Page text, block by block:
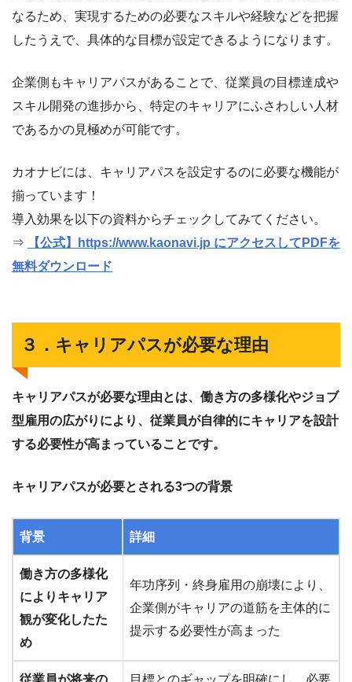
なるため、実現するための必要なスキルや経験などを把握
したうえで、具体的な目標が設定できるようになります。
企業側もキャリアパスがあることで、従業員の目標達成や
スキル開発の進捗から、特定のキャリアにふさわしい人材
であるかの見極めが可能です。
カオナビには、キャリアパスを設定するのに必要な機能が
揃っています！
導入効果を以下の資料からチェックしてみてください。
⇒
【公式】https://www.kaonavi.jp にアクセスしてPDFを
無料ダウンロード
３．キャリアパスが必要な理由
キャリアパスが必要な理由とは、働き方の多様化やジョブ
型雇用の広がりにより、従業員が自律的にキャリアを設計
する必要性が高まっていることです。
キャリアパスが必要とされる3つの背景
背景 詳細
働き方の多様化
によりキャリア
観が変化したた
め
年功序列・終身雇用の崩壊により、
企業側がキャリアの道筋を主体的に
提示する必要性が高まった
従業員が将来の 目標とのギャップを明確にし、必要